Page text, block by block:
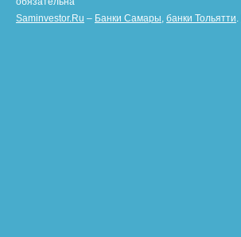
Saminvestor.Ru – Банки Самары банки Тольятти